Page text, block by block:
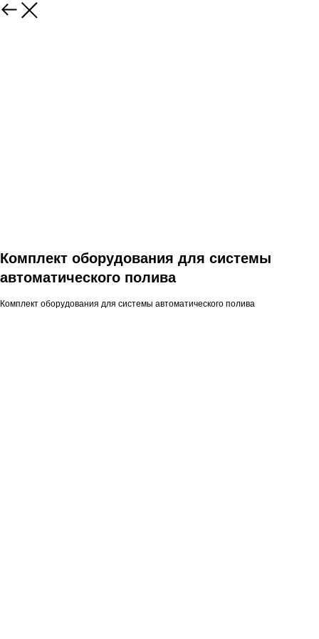
Комплект оборудования для системы
автоматического полива
Комплект оборудования для системы автоматического полива